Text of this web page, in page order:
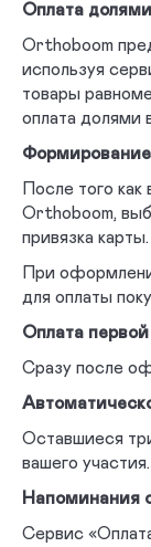
Оплата
Orthoboom
используя
товары
оплата долями
После того
Orthoboom,
привязка карты.
При
для оплаты
Оплата
Сразу после
Оставшиеся
вашего участия.
Напоминания
Сервис